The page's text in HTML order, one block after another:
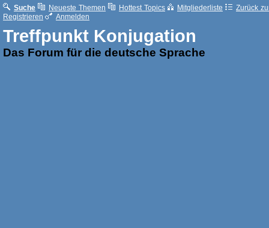
Suche Neueste Themen Hottest Topics Mitgliederliste
Zurück
Registrieren
Anmelden
Treffpunkt Konjugation
Das Forum für die deutsche Sprache